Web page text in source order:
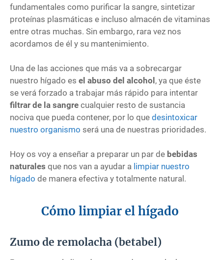
fundamentales como purificar la sangre, sintetizar
proteínas plasmáticas e incluso almacén de vitaminas
entre otras muchas. Sin embargo, rara vez nos
acordamos de él y su mantenimiento.
Una de las acciones que más va a sobrecargar
nuestro hígado es el abuso del alcohol, ya que éste
se verá forzado a trabajar más rápido para intentar
filtrar de la sangre cualquier resto de sustancia
nociva que pueda contener, por lo que desintoxicar
nuestro organismo será una de nuestras prioridades.
Hoy os voy a enseñar a preparar un par de bebidas
naturales que nos van a ayudar a limpiar nuestro
hígado de manera efectiva y totalmente natural.
Cómo limpiar el hígado
Zumo de remolacha (betabel)